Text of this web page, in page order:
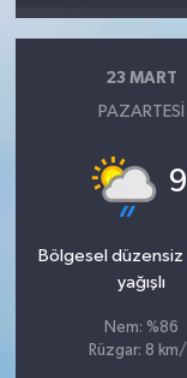
23 MART
PAZARTESI
9
Bölgesel düzensiz
yağışlı
Nem: %86
Rüzgar: 8